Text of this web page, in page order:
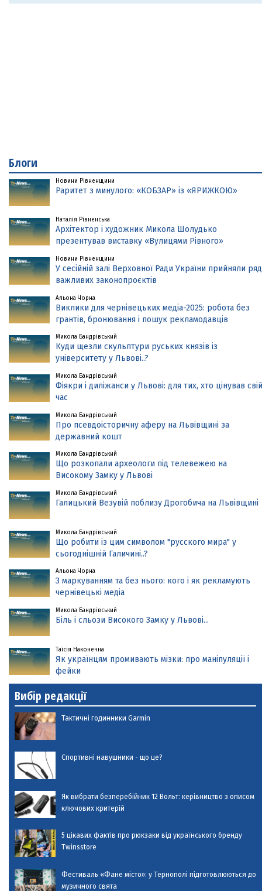
Блоги
Новини Рівненщини
Раритет з минулого: «КОБЗАР» із «ЯРИЖКОЮ»
Наталія Рівненська
Архітектор і художник Микола Шолудько
презентував виставку «Вулицями Рівного»
Новини Рівненщини
У сесійній залі Верховної Ради України прийняли ряд
важливих законопроєктів
Альона Чорна
Виклики для чернівецьких медіа-2025: робота без
грантів, бронювання і пошук рекламодавців
Микола Бандрівський
Куди щезли скульптури руських князів із
університету у Львові..?
Микола Бандрівський
Фіякри і диліжанси у Львові: для тих, хто цінував свій
час
Микола Бандрівський
Про псевдоісторичну аферу на Львівщині за
державний кошт
Микола Бандрівський
Що розкопали археологи під телевежею на
Високому Замку у Львові
Микола Бандрівський
Галицький Везувій поблизу Дрогобича на Львівщині
Микола Бандрівський
Що робити із цим символом "русского мира" у
сьогоднішній Галичині..?
Альона Чорна
З маркуванням та без нього: кого і як рекламують
чернівецькі медіа
Микола Бандрівський
Біль і сльози Високого Замку у Львові...
Таїсія Наконечна
Як українцям промивають мізки: про маніпуляції і
фейки
Вибір редакції
Тактичні годинники Garmin
Спортивні навушники - що це?
Як вибрати безперебійник 12 Вольт: керівництво з описом
ключових критерій
5 цікавих фактів про рюкзаки від українського бренду
Twinsstore
Фестиваль «Фане місто»: у Тернополі підготовлюються до
музичного свята